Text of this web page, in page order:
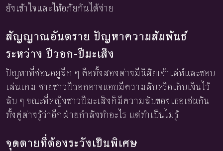
ยังเข้าใจและให้อภัยกันได้ง่าย
สัญญาณอันตราย ปัญหาความสัมพันธ์
ระหว่าง ปีวอก-ปีมะเส็ง
ปัญหาที่ซ่อนอยู่ลึก ๆ คือทั้งสองต่างมีนิสัยเจ้าเล่ห์และชอบ
เล่นเกม ชายชาวปีวอกอาจแอบมีความลับหรือเก็บเงินไว้
ลับ ๆ ขณะที่หญิงชาวปีมะเส็งก็มีความลับของเธอเช่นกัน
ทั้งคู่ต่างรู้ว่าอีกฝ่ายกำลังทำอะไร แต่ทำเป็นไม่รู้
จุดตายที่ต้องระวังเป็นพิเศษ